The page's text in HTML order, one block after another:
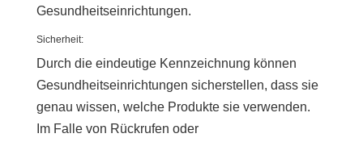
Gesundheitseinrichtungen.
Sicherheit:
Durch die eindeutige Kennzeichnung können
Gesundheitseinrichtungen sicherstellen, dass sie
genau wissen, welche Produkte sie verwenden.
Im Falle von Rückrufen oder